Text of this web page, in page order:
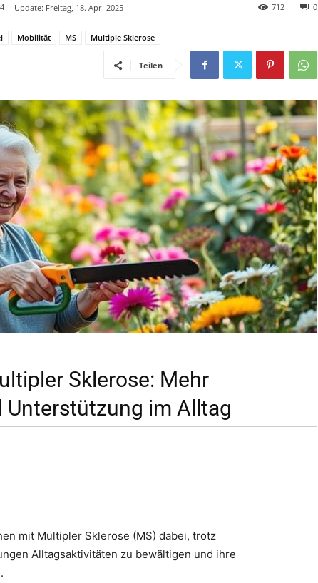
Update: Freitag, 18. Apr. 2025 0
712
Mobilität MS Multiple Sklerose
Teilen
Sklerose: Mehr
Unterstützung im Alltag
mit Multipler Sklerose (MS) dabei, trotz
Alltagsaktivitäten zu bewältigen und ihre